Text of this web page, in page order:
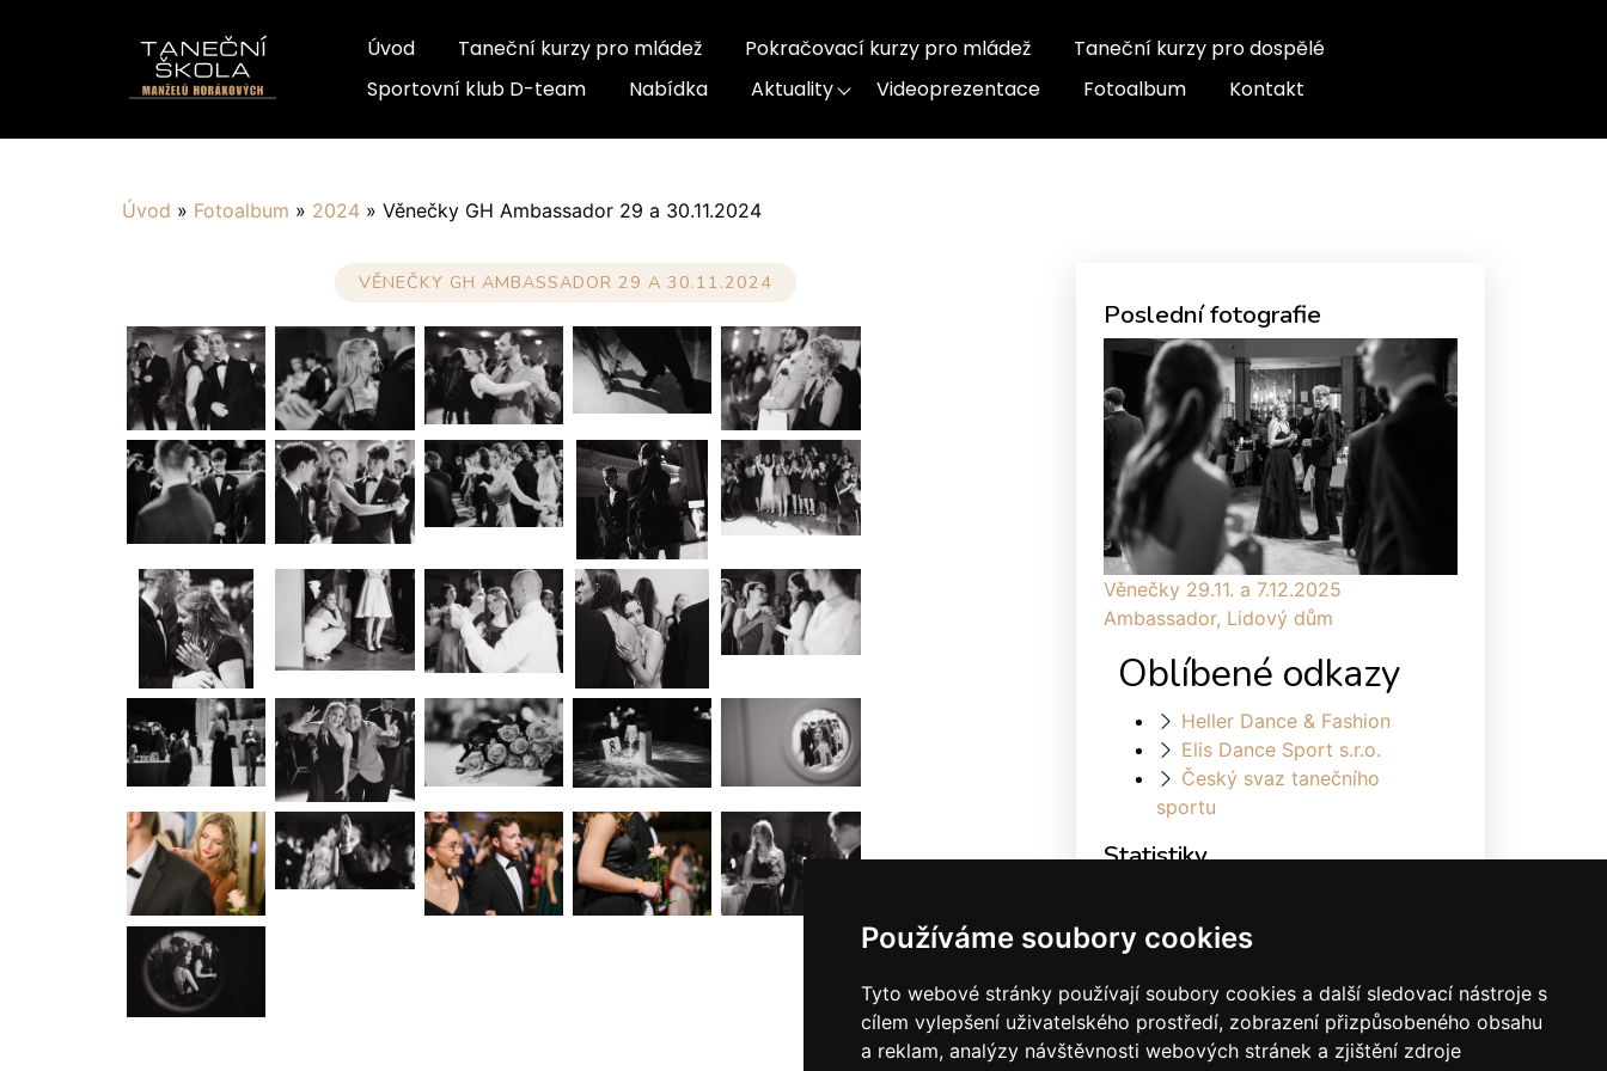
Používáme soubory cookies
Tyto webové stránky používají soubory cookies a další sledovací nástroje s
cílem vylepšení uživatelského prostředí, zobrazení přizpůsobeného obsahu
a reklam, analýzy návštěvnosti webových stránek a zjištění zdroje
Úvod Taneční kurzy pro mládež Pokračovací kurzy pro mládež
Taneční kurzy pro dospělé
Sportovní klub D-team
Nabídka Aktuality Videoprezentace Fotoalbum Kontakt
Úvod » Fotoalbum » 2024 » Věnečky GH Ambassador 29 a 30.11.2024
VĚNEČKY GH AMBASSADOR 29 A 30.11.2024
Poslední fotografie
Věnečky 29.11. a 7.12.2025
Ambassador, Lidový dům
Oblíbené odkazy
Heller Dance & Fashion
Elis Dance Sport s.r.o.
Český svaz tanečního
sportu
Statistiky
Online: 27
31363
Den:
811